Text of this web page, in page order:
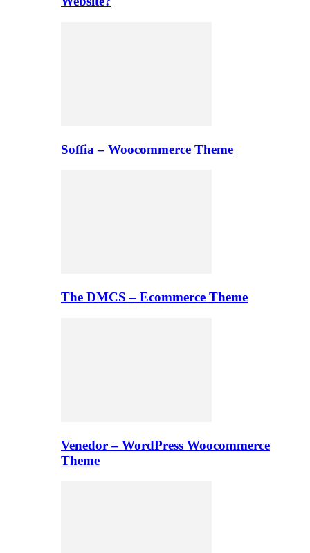
Soffia – Woocommerce Theme
The DMCS – Ecommerce Theme
Venedor – WordPress Woocommerce
Theme